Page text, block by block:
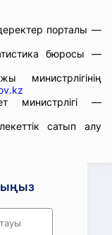
порталы —
бюросы —
министрлігінің
министрлігі —
сатып алу